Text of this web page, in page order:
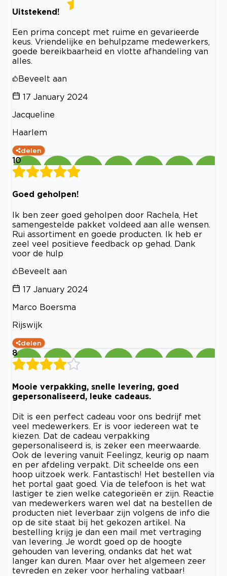
Uitstekend!
Een prima concept met ruime en gevarieerde
keus. Vriendelijke en behulpzame medewerkers,
goede bereikbaarheid en vlotte afhandeling van
alles.
Beveelt aan
17 January 2024
Jacqueline
Haarlem
delen
10
Goed geholpen!
Ik ben zeer goed geholpen door Rachela, Het
samengestelde pakket voldeed aan alle wensen.
Rui assortiment en goede producten. Ik heb er
zeel veel positieve feedback op gehad. Dank
voor de hulp
Beveelt aan
17 January 2024
Marco Boersma
Rijswijk
delen
8
Mooie verpakking, snelle levering, goed
gepersonaliseerd, leuke cadeaus.
Dit is een perfect cadeau voor ons bedrijf met
veel medewerkers. Er is voor iedereen wat te
kiezen. Dat de cadeau verpakking
gepersonaliseerd is, is zeker een meerwaarde.
Ook de levering vanuit Feelingz, keurig op naam
en per afdeling verpakt. Dit scheelde ons een
hoop uitzoek werk. Fantastisch! Het bestellen via
het portal gaat goed. Via de telefoon is het wat
lastiger te zien welke categorieën er zijn. Reactie
van medewerkers waren wel dat na bestellen de
producten niet leverbaar zijn volgens de info die
op de site staat bij het gekozen artikel. Na
bestelling krijg je dan een mail met vertraging
van levering. Je wordt goed op de hoogte
gehouden van levering, ondanks dat het wat
langer kan duren. Maar over het algemeen zeer
tevreden en zeker voor herhaling vatbaar!